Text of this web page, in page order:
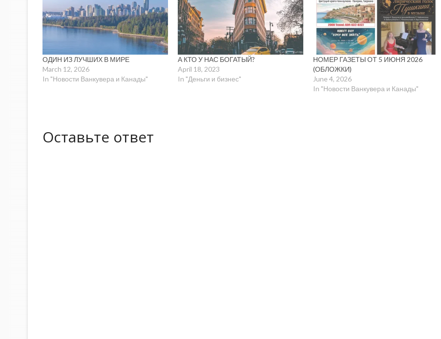
ОДИН ИЗ ЛУЧШИХ В МИРЕ
March 12, 2026
In "Новости Ванкувера и Канады"
А КТО У НАС БОГАТЫЙ?
April 18, 2023
In "Деньги и бизнес"
НОМЕР ГАЗЕТЫ ОТ 5 ИЮНЯ 2026
(ОБЛОЖКИ)
June 4, 2026
In "Новости Ванкувера и Канады"
Оставьте ответ